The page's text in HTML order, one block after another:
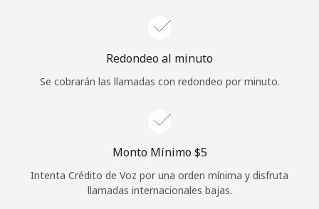
¿Olvidaste tu contraseña? →
Continuar con
Redondeo al minuto
Se cobrarán las llamadas con redondeo por minuto.
Monto Mínimo ⁦$5⁩
Intenta Crédito de Voz por una orden mínima y disfruta
llamadas internacionales bajas.